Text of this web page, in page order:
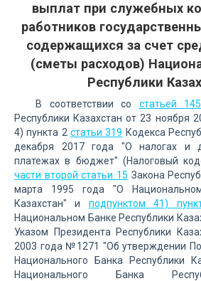
выплат при служебных
работников
содержащихся за счет
(сметы расходов)
Республики
В соответствии со статьей 145
Республики Казахстан от 23 ноября
4) пункта 2 статьи 319 Кодекса
декабря 2017 года "О налогах и
платежах в бюджет" (Налоговый
части второй статьи 15 Закона
марта 1995 года "О
Казахстан" и подпунктом 41)
Национальном Банке Республики
Указом Президента Республики
2003 года №1271 "Об утверждении
Национального Банка Республики
Национального Банка